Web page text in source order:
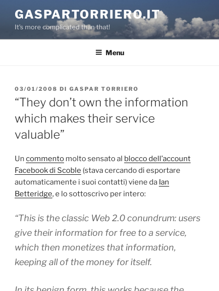
contenuto
GASPARTORRIERO.IT
It's more complicated than that!
Menu
PUBBLICATO
IL
03/01/2008 DI GASPAR TORRIERO
“They don’t own the information
which makes their service
valuable”
Un commento molto sensato al blocco dell’account
Facebook di Scoble (stava cercando di esportare
automaticamente i suoi contatti) viene da Ian
Betteridge, e lo sottoscrivo per intero:
“This is the classic Web 2.0 conundrum: users
give their information for free to a service,
which then monetizes that information,
keeping all of the money for itself.